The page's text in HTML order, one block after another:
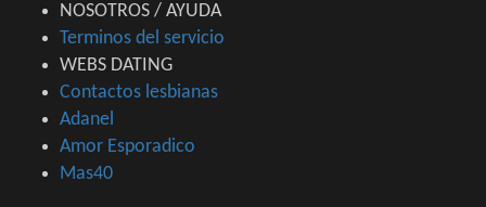
NOSOTROS / AYUDA
Terminos del servicio
WEBS DATING
Contactos lesbianas
Adanel
Amor Esporadico
Mas40